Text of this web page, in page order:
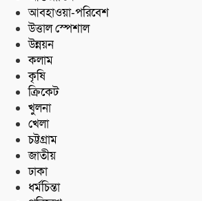
আবহাওয়া-পরিবেশ
উত্তাল স্পেশাল
উন্নয়ন
কলাম
কৃষি
ক্রিকেট
খুলনা
খেলা
চট্টগ্রাম
জাতীয়
ঢাকা
ধর্মচিন্তা